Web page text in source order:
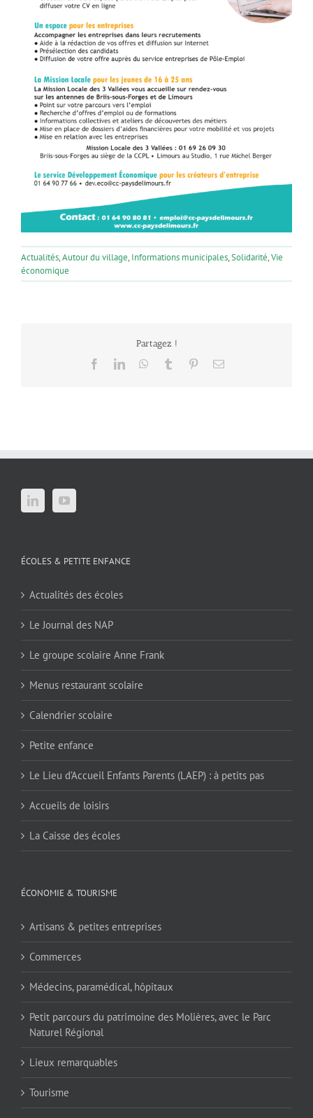
Actualités,Autour du village, Informations municipales,Solidarité,Vie
économique
Partagez !
FacebookLinkedInWhatsApp
Tumblr PinterestEmail
ÉCOLES & PETITE ENFANCE
Actualités des écoles
Le Journal des NAP
Le groupe scolaire Anne Frank
Menus restaurant scolaire
Calendrier scolaire
Petite enfance
Le Lieu d’Accueil Enfants Parents (LAEP) : à petits pas
Accueils de loisirs
La Caisse des écoles
ÉCONOMIE & TOURISME
Artisans & petites entreprises
Commerces
Médecins, paramédical, hôpitaux
Petit parcours du patrimoine des Molières, avec le Parc
Naturel Régional
Lieux remarquables
Tourisme